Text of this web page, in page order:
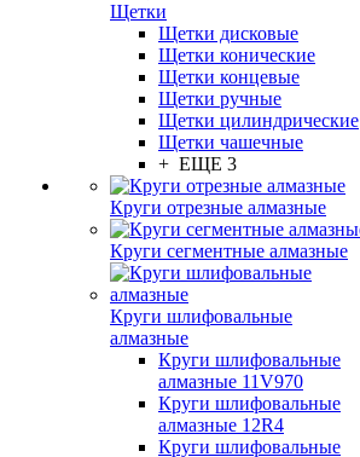
Щетки
Щетки дисковые
Щетки конические
Щетки концевые
Щетки ручные
Щетки цилиндрические
Щетки чашечные
+ ЕЩЕ 3
Круги отрезные алмазные
Круги сегментные алмазные
Круги шлифовальные
алмазные
Круги шлифовальные
алмазные 11V970
Круги шлифовальные
алмазные 12R4
Круги шлифовальные